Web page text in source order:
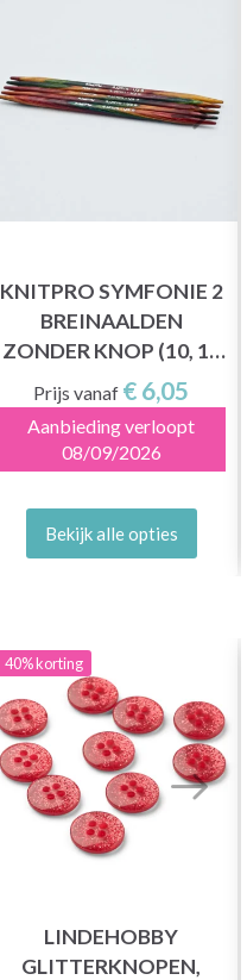
KNITPRO SYMFONIE 2
BREINAALDEN
ZONDER KNOP (10, 15
EN 20 CM)
Prijs vanaf € 6,05
Aanbieding verloopt
08/09/2026
Bekijk alle opties
40%korting
LINDEHOBBY
GLITTERKNOPEN,